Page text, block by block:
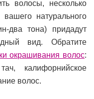
волосы, несколько
натурального
два тона) придадут
вид. Обратите
окрашивания волос:
калифорнийское
волос.